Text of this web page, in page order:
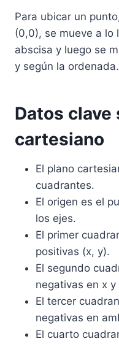
Para ubicar un
(0,0), se mueve a lo
abscisa y luego se
y según la ordenada.
Datos clave
cartesiano
El plano
cuadrantes.
El origen es el
los ejes.
El primer
positivas (x, y).
El segundo
negativas en x
El tercer
negativas en
El cuarto